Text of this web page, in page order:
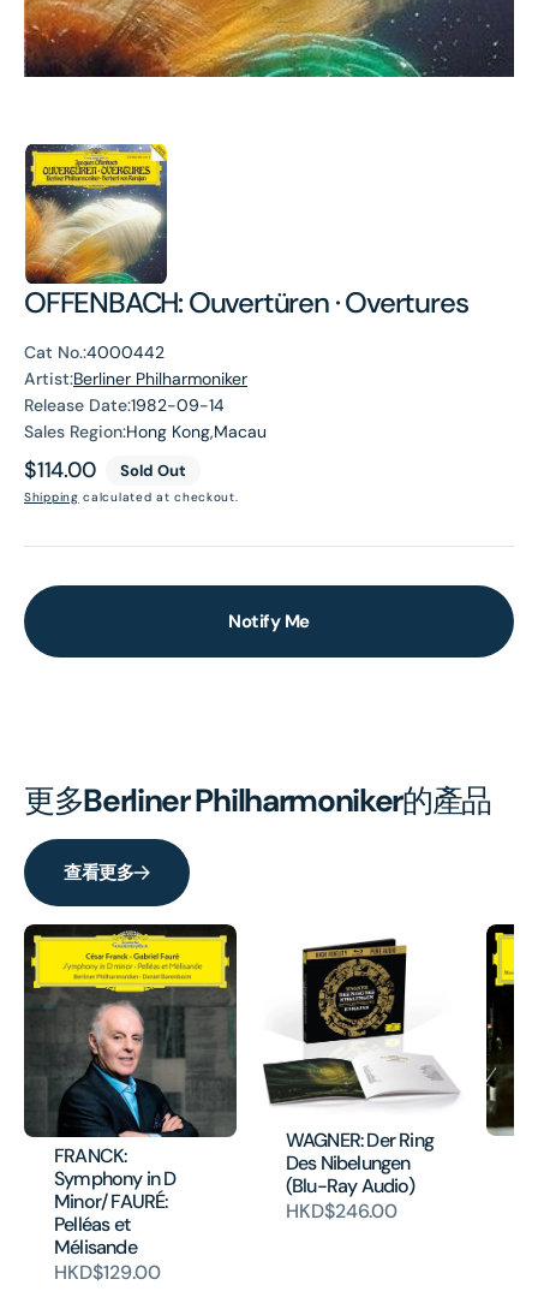
OFFENBACH: Ouvertüren · Overtures
Cat No.:4000442
Artist:Berliner Philharmoniker
Release Date:1982-09-14
Sales Region:Hong Kong,Macau
Regular
price
$114.00 Sold Out
Shipping calculated at checkout.
Notify Me
更多Berliner Philharmoniker的產品
查看更多
FRANCK:
Symphony in D
Minor/ FAURÉ:
Pelléas et
Mélisande
HKD$129.00
WAGNER: Der Ring
Des Nibelungen
(Blu-Ray Audio)
HKD$246.00